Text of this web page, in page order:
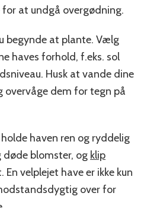
at undgå overgødning.
begynde at plante. Vælg
haves forhold, f.eks. sol
Husk at vande dine
dem for tegn på
haven ren og ryddelig
døde blomster, og klip
velplejet have er ikke kun
over for